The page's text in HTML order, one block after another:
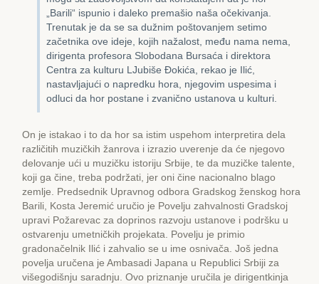
„Barili“ ispunio i daleko premašio naša očekivanja.
Trenutak je da se sa dužnim poštovanjem setimo
začetnika ove ideje, kojih nažalost, među nama nema,
dirigenta profesora Slobodana Bursaća i direktora
Centra za kulturu LJubiše Đokića, rekao je Ilić,
nastavljajući o napredku hora, njegovim uspesima i
odluci da hor postane i zvanično ustanova u kulturi.
On je istakao i to da hor sa istim uspehom interpretira dela
različitih muzičkih žanrova i izrazio uverenje da će njegovo
delovanje ući u muzičku istoriju Srbije, te da muzičke talente,
koji ga čine, treba podržati, jer oni čine nacionalno blago
zemlje. Predsednik Upravnog odbora Gradskog ženskog hora
Barili, Kosta Jeremić uručio je Povelju zahvalnosti Gradskoj
upravi Požarevac za doprinos razvoju ustanove i podršku u
ostvarenju umetničkih projekata. Povelju je primio
gradonačelnik Ilić i zahvalio se u ime osnivača. Još jedna
povelja uručena je Ambasadi Japana u Republici Srbiji za
višegodišnju saradnju. Ovo priznanje uručila je dirigentkinja